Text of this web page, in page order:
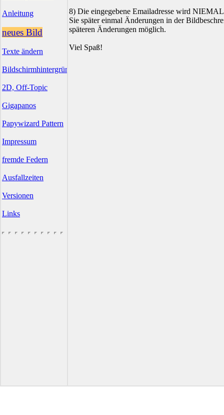
Anleitung
neues Bild
Texte ändern
Bildschirmhintergründe
2D, Off-Topic
Gigapanos
Papywizard Pattern
Impressum
fremde Federn
Ausfallzeiten
Versionen
Links
8) Die eingegebene Emailadresse wird
Sie später einmal Änderungen in der
späteren Änderungen möglich.
Viel Spaß!